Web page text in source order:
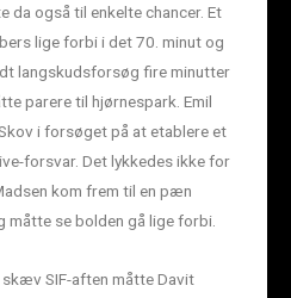
da også til enkelte chancer. Et
lige forbi i det 70. minut og
langskudsforsøg fire minutter
parere til hjørnespark. Emil
i forsøget på at etablere et
forsvar. Det lykkedes ikke for
kom frem til en pæn
måtte se bolden gå lige forbi.
SIF-aften måtte Davit